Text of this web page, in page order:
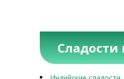
Сладости